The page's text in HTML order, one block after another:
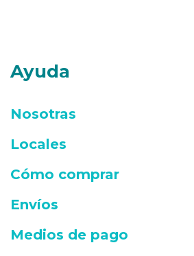
Ayuda
Nosotras
Locales
Cómo comprar
Envíos
Medios de pago